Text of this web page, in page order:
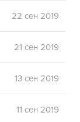
22 сен 2019
21 сен 2019
13 сен 2019
11 сен 2019